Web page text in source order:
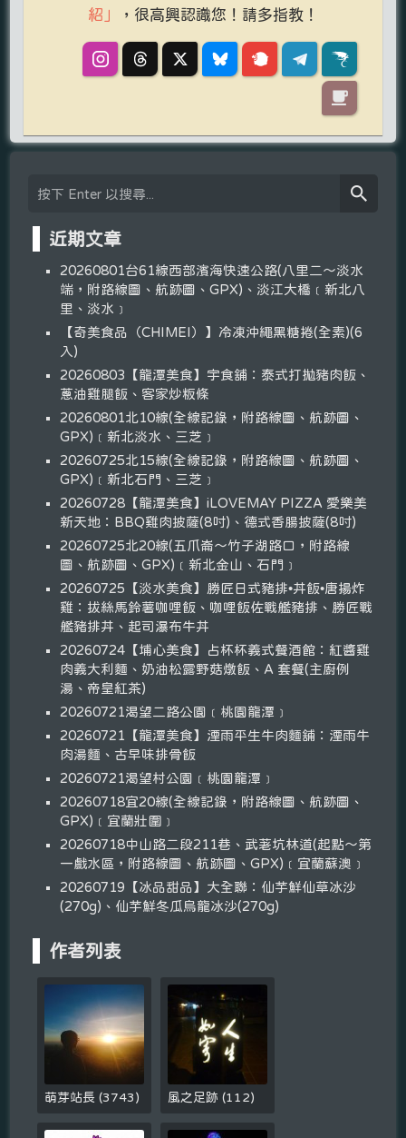
紹」
，很高興認識您！請多指教！
近期文章
20260801台61線西部濱海快速公路(八里二～淡水
端，附路線圖、航跡圖、GPX)、淡江大橋﹝新北八
里、淡水﹞
【奇美食品（CHIMEI）】冷凍沖繩黑糖捲(全素)(6
入)
20260803【龍潭美食】宇食舖：泰式打拋豬肉飯、
蔥油雞腿飯、客家炒粄條
20260801北10線(全線記錄，附路線圖、航跡圖、
GPX)﹝新北淡水、三芝﹞
20260725北15線(全線記錄，附路線圖、航跡圖、
GPX)﹝新北石門、三芝﹞
20260728【龍潭美食】iLOVEMAY PIZZA 愛樂美
新天地：BBQ雞肉披薩(8吋)、德式香腸披薩(8吋)
20260725北20線(五爪崙～竹子湖路口，附路線
圖、航跡圖、GPX)﹝新北金山、石門﹞
20260725【淡水美食】勝匠日式豬排•丼飯•唐揚炸
雞：拔絲馬鈴薯咖哩飯、咖哩飯佐戰艦豬排、勝匠戰
艦豬排丼、起司瀑布牛丼
20260724【埔心美食】占杯杯義式餐酒館：紅醬雞
肉義大利麵、奶油松露野菇燉飯、A 套餐(主廚例
湯、帝皇紅茶)
20260721渴望二路公園﹝桃園龍潭﹞
20260721【龍潭美食】湮雨平生牛肉麵舖：湮雨牛
肉湯麵、古早味排骨飯
20260721渴望村公園﹝桃園龍潭﹞
20260718宜20線(全線記錄，附路線圖、航跡圖、
GPX)﹝宜蘭壯圍﹞
20260718中山路二段211巷、武荖坑林道(起點～第
一戲水區，附路線圖、航跡圖、GPX)﹝宜蘭蘇澳﹞
20260719【冰品甜品】大全聯：仙芋鮮仙草冰沙
(270g)、仙芋鮮冬瓜烏龍冰沙(270g)
作者列表
萌芽站長(3743 ) 風之足跡(112)